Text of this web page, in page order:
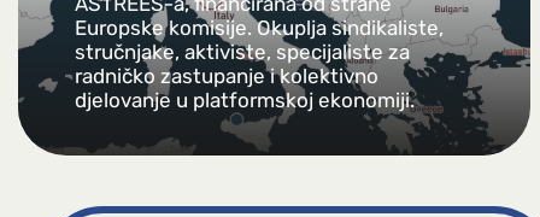
Europske komisije. Okuplja sindikaliste,
stručnjake, aktiviste, specijaliste za
radničko zastupanje i kolektivno
djelovanje u platformskoj ekonomiji.